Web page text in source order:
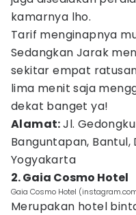
kamarnya lho.
Tarif menginapnya
Sedangkan Jarak
sekitar empat
lima menit saja
dekat banget ya!
Alamat:Jl.
Banguntapan,
Yogyakarta
2. Gaia Cosmo Hotel
Gaia Cosmo Hotel
Merupakan hotel